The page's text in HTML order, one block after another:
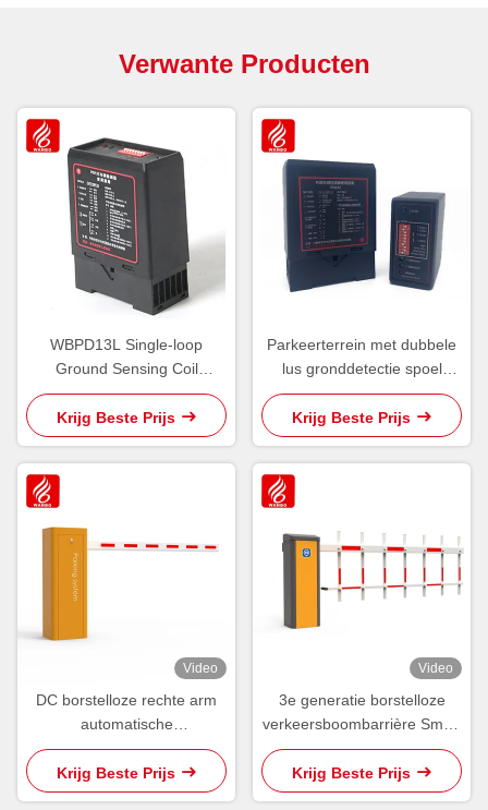
Verwante Producten
WBPD13L Single-loop
Ground Sensing Coil
Detector Parkeerterrein
Ingang Uitgang PMS
Krijg Beste Prijs
Parkeerterrein met dubbele
lus gronddetectie spoel
detector
Krijg Beste Prijs
Video
DC borstelloze rechte arm
automatische
boompoortbarrière 3-6m
Voor parkeerplaatsen
Parkeerblokker
Krijg Beste Prijs
Video
3e generatie borstelloze
verkeersboombarrière Smart
Automatic Parking
Management
Krijg Beste Prijs